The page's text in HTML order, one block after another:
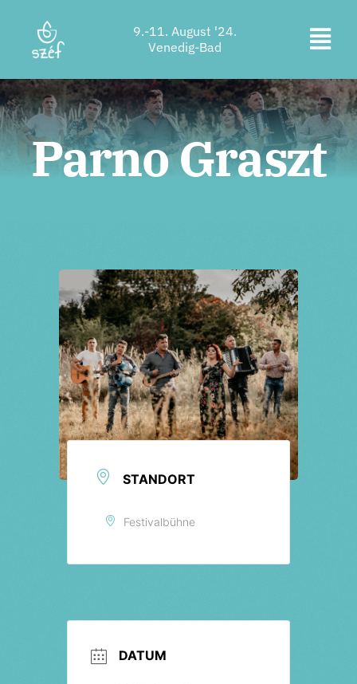
Inhalt
springen
Ticketkauf
Programm
Unterkunft
Standort
Unterstützer
Tickets
9.-11. August '24.
Venedig-Bad
Parno Graszt
STANDORT
Festivalbühne
DATUM